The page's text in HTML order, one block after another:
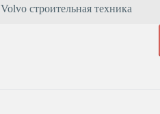
Volvo строительная техника